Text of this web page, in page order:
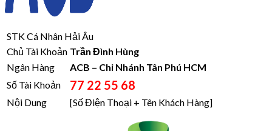
STK Cá Nhân Hải Âu
Chủ Tài Khoản Trần Đình Hùng
Ngân Hàng
ACB – Chi Nhánh Tân Phú HCM
Số Tài Khoản
77 22 55 68
Nội Dung [Số Điện Thoại + Tên Khách Hàng]